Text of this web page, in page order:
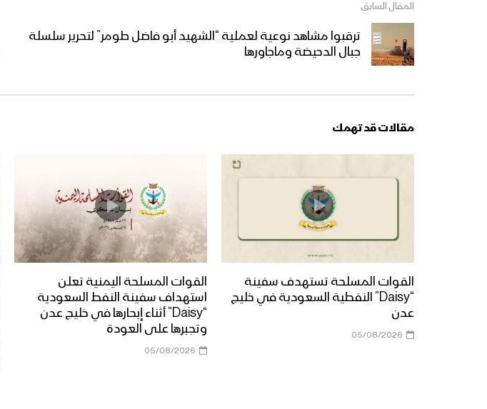
المقال السابق
ترقبوا مشاهد نوعية لعملية “الشهيد أبو فاضل طومر” لتحرير سلسلة
جبال الدحيضة وماجاورها
مقالات قد تهمك
القوات المسلحة تستهدف سفينة
“Daisy” النفطية السعودية في خليج
عدن
05/08/2026
القوات المسلحة اليمنية تعلن
استهداف سفينة النفط السعودية
“Daisy” أثناء إبحارها في خليج عدن
وتجبرها على العودة
05/08/2026